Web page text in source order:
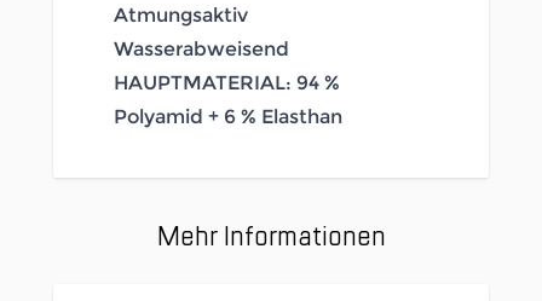
Atmungsaktiv
Wasserabweisend
HAUPTMATERIAL: 94 %
Polyamid + 6 % Elasthan
Mehr Informationen